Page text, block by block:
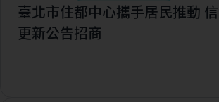
臺北市住都中心攜手居民推動 信維整宅都市
更新公告招商